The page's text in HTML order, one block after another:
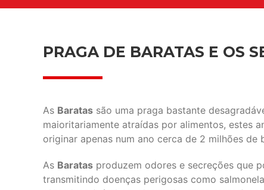
PRAGA DE BARATAS E OS
As Baratas são uma praga bastante
maioritariamente atraídas por alimentos, estes
originar apenas num ano cerca de 2 milhões de
As Baratas produzem odores e secreções que
transmitindo doenças perigosas como